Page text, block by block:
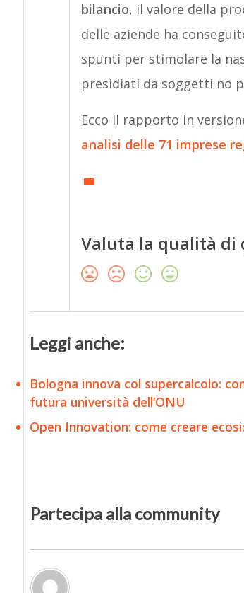
bilancio, il valore della
delle aziende ha
spunti per stimolare la
presidiati da soggetti no
Ecco il rapporto in
analisi delle 71 imprese
Valuta la qualità di
Leggi anche:
Bologna innova col supercalcolo:
futura università dell’ONU
Open Innovation: come creare
Partecipa alla community